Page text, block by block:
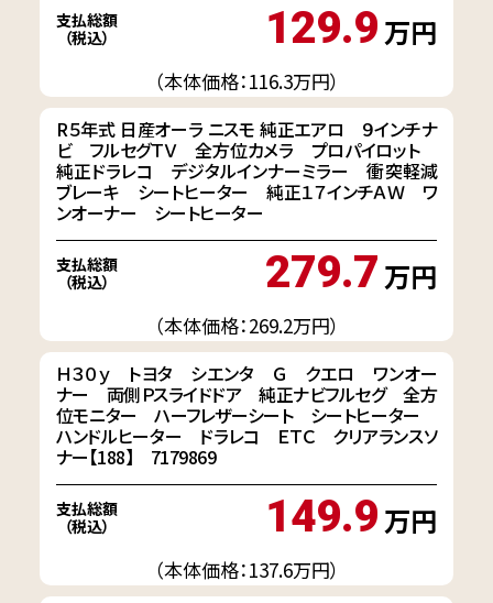
支払総額
（税込）
129.9万円
（本体価格：116.3万円）
R５年式 日産オーラ ニスモ 純正エアロ ９インチナ
ビ フルセグＴＶ 全方位カメラ プロパイロット
純正ドラレコ デジタルインナーミラー 衝突軽減
ブレーキ シートヒーター 純正１７インチＡＷ ワ
ンオーナー シートヒーター
支払総額
（税込）
279.7万円
（本体価格：269.2万円）
Ｈ３０ｙ トヨタ シエンタ Ｇ クエロ ワンオー
ナー 両側Ｐスライドドア 純正ナビフルセグ 全方
位モニター ハーフレザーシート シートヒーター
ハンドルヒーター ドラレコ ＥＴＣ クリアランスソ
ナー【188】 7179869
支払総額
（税込）
149.9万円
（本体価格：137.6万円）